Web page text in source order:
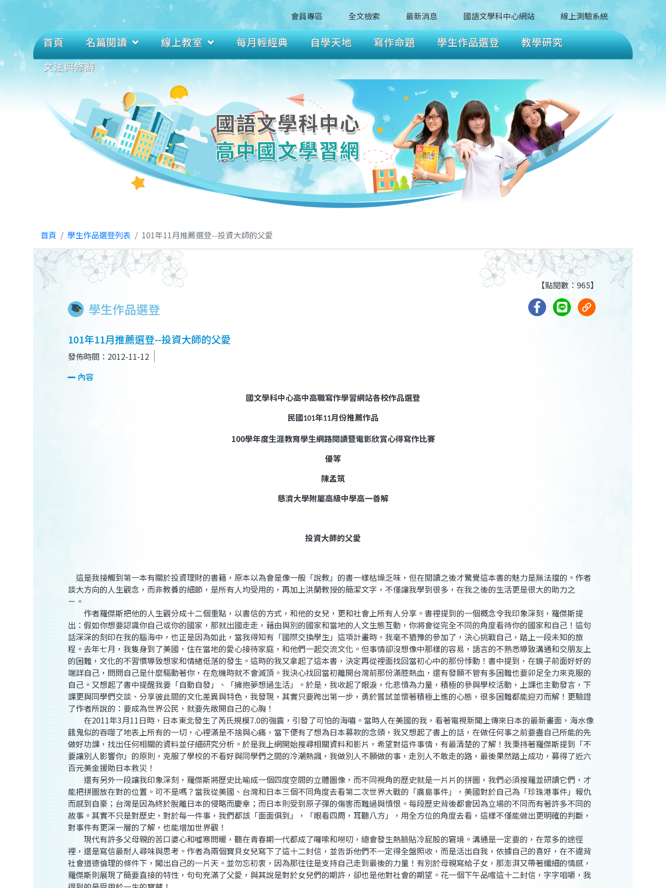
會員專區 全文檢索 最新消息 國語文學科中心網站 線上測驗系統
首頁 名篇閱讀 線上教室 每月輕經典 自學天地 寫作命題 學生作品選登
教學研究
文法與修辭
首頁 學生作品選登列表 101年11月推薦選登--投資大師的父愛
學生作品選登
【點閱數：965】
101年11月推薦選登--投資大師的父愛
發佈時間：2012-11-12
內容
國文學科中心高中高職寫作學習網站各校作品選登
民國101年11月份推薦作品
100學年度生涯教育學生網路閱讀暨電影欣賞心得寫作比賽
優等
陳孟筑
慈濟大學附屬高級中學高一善解
投資大師的父愛
這是我接觸到第一本有關於投資理財的書籍，原本以為會是像一般「說教」的書一樣枯燥乏味，但在閱讀之後才驚覺這本書的魅力是無法擋的。作者
談大方向的人生觀念，而非教養的細節，是所有人均受用的，再加上洪蘭教授的簡潔文字，不僅讓我學到很多，在我之後的生活更是很大的助力之
ㄧ。
作者羅傑斯把他的人生觀分成十二個重點，以書信的方式，和他的女兒，更和社會上所有人分享。書裡提到的一個概念令我印象深刻，羅傑斯提
出：假如你想要認識你自己或你的國家，那就出國走走，藉由與別的國家和當地的人文生態互動，你將會從完全不同的角度看待你的國家和自己！這句
話深深的刻印在我的腦海中，也正是因為如此，當我得知有「國際交換學生」這項計畫時，我毫不猶豫的參加了，決心挑戰自己，踏上一段未知的旅
程。去年七月，我隻身到了美國，住在當地的愛心接待家庭，和他們一起交流文化。但事情卻沒想像中那樣的容易，語言的不熟悉導致溝通和交朋友上
的困難，文化的不習慣導致想家和情緒低落的發生。這時的我又拿起了這本書，決定再從裡面找回當初心中的那份悸動！書中提到，在鏡子前面好好的
端詳自己，問問自己是什麼驅動著你，在危機時就不會滅頂。我決心找回當初離開台灣前那份滿腔熱血，還有發願不管有多困難也要卯足全力來克服的
自己。又想起了書中提醒我要「自動自發」、「擁抱夢想過生活」。於是，我收起了眼淚，化悲憤為力量，積極的參與學校活動，上課也主動發言，下
課更與同學們交談、分享彼此間的文化差異與特色，我發現，其實只要跨出第一步，勇於嘗試並懷著積極上進的心態，很多困難都能迎刃而解！更驗證
了作者所說的：要成為世界公民，就要先敞開自己的心胸！
在2011年3月11日時，日本東北發生了芮氏規模7.0的強震，引發了可怕的海嘯。當時人在美國的我，看著電視新聞上傳來日本的最新畫面，海水像
餓鬼似的吞噬了地表上所有的一切，心裡滿是不捨與心痛，當下便有了想為日本募款的念頭，我又想起了書上的話，在做任何事之前要盡自己所能的先
做好功課，找出任何相關的資料並仔細研究分析。於是我上網開始搜尋相關資料和影片，希望對這件事情，有最清楚的了解！我秉持著羅傑斯提到「不
要讓別人影響你」的原則，克服了學校的不看好與同學們之間的冷潮熱諷，我做別人不願做的事，走別人不敢走的路，最後果然踏上成功，募得了近六
百元美金援助日本救災！
還有另外一段讓我印象深刻，羅傑斯將歷史比喻成一個四度空間的立體圖像，而不同視角的歷史就是一片片的拼圖，我們必須搜羅並研讀它們，才
能把拼圖放在對的位置。可不是嗎？當我從美國、台灣和日本三個不同角度去看第二次世界大戰的「廣島事件」，美國對於自己為「珍珠港事件」報仇
而感到自豪；台灣是因為終於脫離日本的侵略而慶幸；而日本則受到原子彈的傷害而難過與憤恨。每段歷史背後都會因為立場的不同而有著許多不同的
故事。其實不只是對歷史，對於每一件事，我們都該「面面俱到」，「眼看四周，耳聽八方」，用全方位的角度去看，這樣不僅能做出更明確的判斷，
對事件有更深一層的了解，也能增加世界觀！
現代有許多父母親的苦口婆心和噓寒問暖，聽在青春期一代都成了囉嗦和嘮叨，總會發生熱臉貼冷屁股的窘境。溝通是一定要的，在眾多的途徑
裡，還是寫信最耐人尋味與思考。作者為兩個寶貝女兒寫下了這十二封信，並告訴他們不一定得全盤照收，而是活出自我，依據自己的喜好，在不違背
社會道德倫理的條件下，闖出自己的一片天。並勿忘初衷，因為那往往是支持自己走到最後的力量！有別於母親寫給子女，那澎湃又帶著纖細的情感，
羅傑斯則展現了簡要直接的特性，句句充滿了父愛，與其說是對於女兒們的期許，卻也是他對社會的期望。花一個下午品嚐這十二封信，字字咀嚼，我